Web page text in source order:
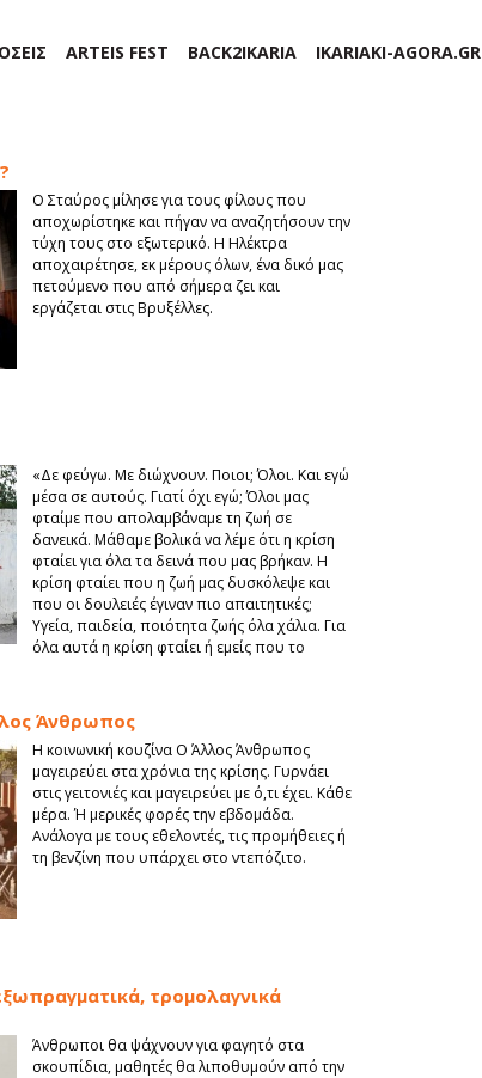
ARTEIS FEST BACK2IKARIA IKARIAKI-AGORA.GR
Ο Σταύρος μίλησε για τους φίλους που
αποχωρίστηκε και πήγαν να αναζητήσουν την
τύχη τους στο εξωτερικό. H Ηλέκτρα
αποχαιρέτησε, εκ μέρους όλων, ένα δικό μας
πετούμενο που από σήμερα ζει και
εργάζεται στις Βρυξέλλες.
«Δε φεύγω. Με διώχνουν. Ποιοι; Όλοι. Και εγώ
μέσα σε αυτούς. Γιατί όχι εγώ; Όλοι μας
φταίμε που απολαμβάναμε τη ζωή σε
δανεικά. Μάθαμε βολικά να λέμε ότι η κρίση
φταίει για όλα τα δεινά που μας βρήκαν. Η
κρίση φταίει που η ζωή μας δυσκόλεψε και
που οι δουλειές έγιναν πιο απαιτητικές;
Υγεία, παιδεία, ποιότητα ζωής όλα χάλια. Για
όλα αυτά η κρίση φταίει ή εμείς που το
Άνθρωπος
Η κοινωνική κουζίνα Ο Άλλος Άνθρωπος
μαγειρεύει στα χρόνια της κρίσης. Γυρνάει
στις γειτονιές και μαγειρεύει με ό,τι έχει. Κάθε
μέρα. Ή μερικές φορές την εβδομάδα.
Ανάλογα με τους εθελοντές, τις προμήθειες ή
τη βενζίνη που υπάρχει στο ντεπόζιτο.
τρομολαγνικά
Άνθρωποι θα ψάχνουν για φαγητό στα
σκουπίδια, μαθητές θα λιποθυμούν από την